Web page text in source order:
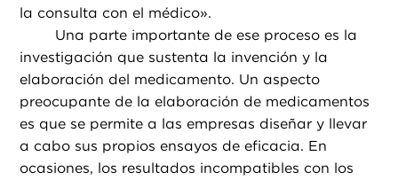
la consulta con el médico».
Una parte importante de ese proceso es la
investigación que sustenta la invención y la
elaboración del medicamento. Un aspecto
preocupante de la elaboración de medicamentos
es que se permite a las empresas diseñar y llevar
a cabo sus propios ensayos de eficacia. En
ocasiones, los resultados incompatibles con los